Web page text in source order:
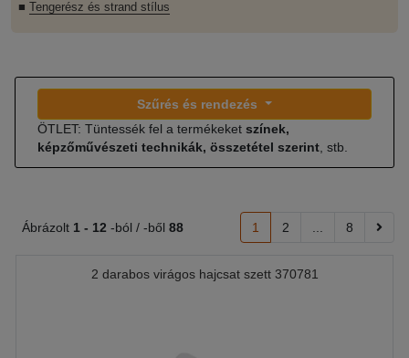
■ Tengerész és strand stílus
Szűrés és rendezés
ÖTLET: Tüntessék fel a termékeket színek,
képzőművészeti technikák, összetétel szerint , stb.
Ábrázolt 1 - 12 -ból / -ből 88 1 2 8
2 darabos virágos hajcsat szett 370781